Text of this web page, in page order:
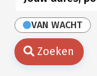
VAN WACHT
Zoeken